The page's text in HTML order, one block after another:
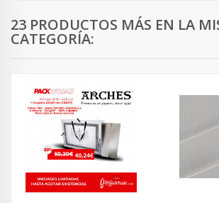
23 PRODUCTOS MÁS EN LA
CATEGORÍA: